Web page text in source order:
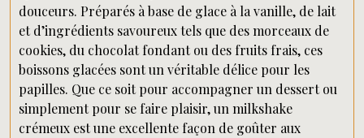
douceurs. Préparés à base de glace à la vanille, de lait
et d’ingrédients savoureux tels que des morceaux de
cookies, du chocolat fondant ou des fruits frais, ces
boissons glacées sont un véritable délice pour les
papilles. Que ce soit pour accompagner un dessert ou
simplement pour se faire plaisir, un milkshake
crémeux est une excellente façon de goûter aux